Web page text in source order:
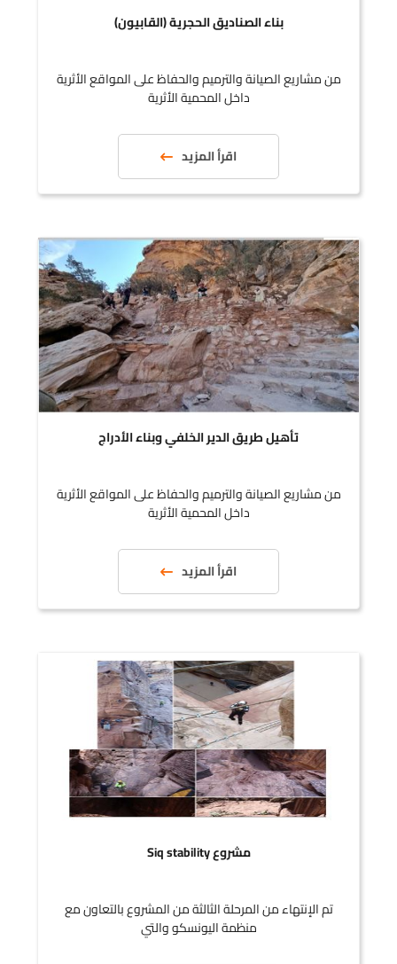
بناء الصناديق الحجرية (القابيون)
من مشاريع الصيانة والترميم والحفاظ على المواقع الأثرية
داخل المحمية الأثرية
اقرأ المزيد
تأهيل طريق الدير الخلفي وبناء الأدراج
من مشاريع الصيانة والترميم والحفاظ على المواقع الأثرية
داخل المحمية الأثرية
اقرأ المزيد
مشروع Siq stability
تم الإنتهاء من المرحلة الثالثة من المشروع بالتعاون مع
منظمة اليونسكو والتي